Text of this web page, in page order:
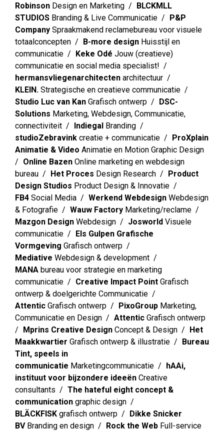
Robinson Design en Marketing
BLCKMLL
STUDIOS Branding & Live Communicatie
P&P
Company Spraakmakend reclamebureau voor visuele
totaalconcepten
B-more design Huisstijl en
communicatie
Keke Odé Jouw (creatieve)
communicatie en social media specialist!
hermansvliegenarchitecten architectuur
KLEIN. Strategische en creatieve communicatie
Studio Luc van Kan Grafisch ontwerp
DSC-
Solutions Marketing, Webdesign, Communicatie,
connectiviteit
Indiegal Branding
studioZebravink creatie + communicatie
ProXplain
Animatie & Video Animatie en Motion Graphic Design
Online Bazen Online marketing en webdesign
bureau
Het Proces Design Research
Product
Design Studios Product Design & Innovatie
FB4 Social Media Werkend Webdesign Webdesign
& Fotografie
Wauw Factory Marketing/reclame
Mazgon Design Webdesign Josworld Visuele
communicatie
Els Gulpen Grafische
Vormgeving Grafisch ontwerp
Mediative Webdesign & development
MANA bureau voor strategie en marketing
communicatie
Creative Impact Point Grafisch
ontwerp & doelgerichte Communicatie
Attentic Grafisch ontwerp PixoGroup Marketing,
Communicatie en Design
Attentic Grafisch ontwerp
Mprins Creative Design Concept & Design
Het
Maakkwartier Grafisch ontwerp & illustratie
Bureau
Tint, speels in
communicatie Marketingcommunicatie
hAAi,
instituut voor bijzondere ideeën Creative
consultants
The hateful eight concept &
communication graphic design
BLÄCKFISK grafisch ontwerp
Dikke Snicker
BV Branding en design Rock the Web Full-service